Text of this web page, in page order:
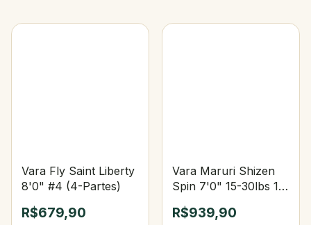
Vara Fly Saint Liberty
8'0" #4 (4-Partes)
R$679,90
Vara Maruri Shizen
Spin 7'0" 15-30lbs 15-
R$939,90